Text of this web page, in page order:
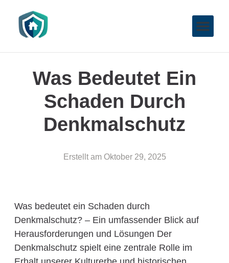
Was Bedeutet Ein
Schaden Durch
Denkmalschutz
Erstellt am Oktober 29, 2025
Was bedeutet ein Schaden durch
Denkmalschutz? – Ein umfassender Blick auf
Herausforderungen und Lösungen Der
Denkmalschutz spielt eine zentrale Rolle im